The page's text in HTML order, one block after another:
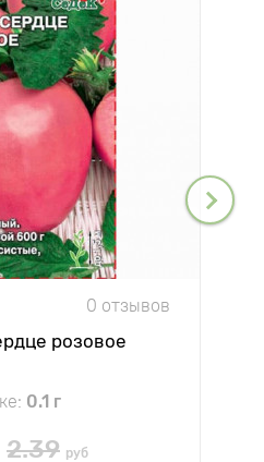
0 отзывов
розовое
0.1 г
2.39 руб